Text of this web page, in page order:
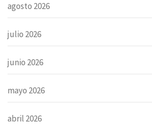
agosto 2026
julio 2026
junio 2026
mayo 2026
abril 2026